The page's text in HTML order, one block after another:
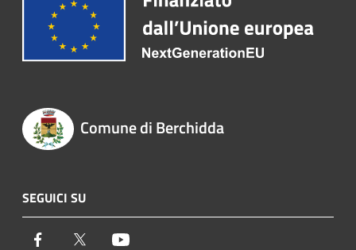
Comune di Berchidda
SEGUICI SU
Facebook Twitter